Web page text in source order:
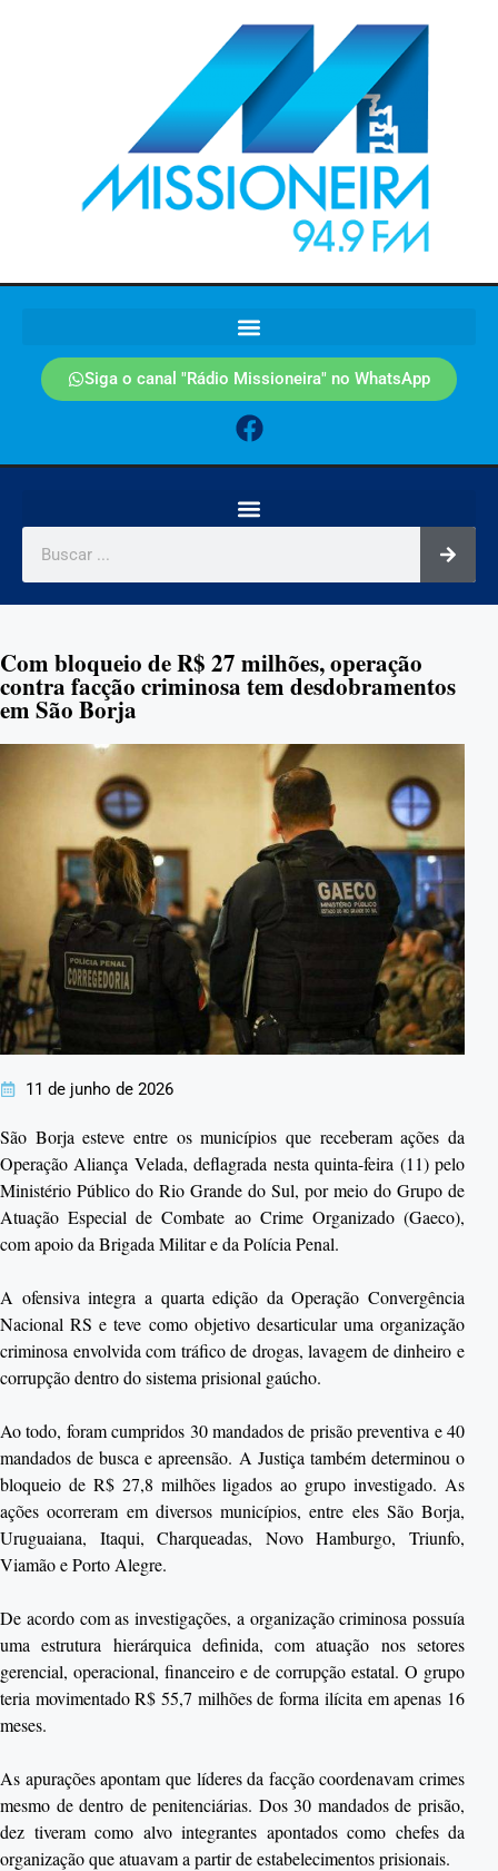
Siga o canal "Rádio Missioneira" no WhatsApp
Com bloqueio de R$ 27 milhões, operação
contra facção criminosa tem desdobramentos
em São Borja
11 de junho de 2026
São Borja esteve entre os municípios que receberam ações da
Operação Aliança Velada, deflagrada nesta quinta-feira (11) pelo
Ministério Público do Rio Grande do Sul, por meio do Grupo de
Atuação Especial de Combate ao Crime Organizado (Gaeco),
com apoio da Brigada Militar e da Polícia Penal.
A ofensiva integra a quarta edição da Operação Convergência
Nacional RS e teve como objetivo desarticular uma organização
criminosa envolvida com tráfico de drogas, lavagem de dinheiro e
corrupção dentro do sistema prisional gaúcho.
Ao todo, foram cumpridos 30 mandados de prisão preventiva e 40
mandados de busca e apreensão. A Justiça também determinou o
bloqueio de R$ 27,8 milhões ligados ao grupo investigado. As
ações ocorreram em diversos municípios, entre eles São Borja,
Uruguaiana, Itaqui, Charqueadas, Novo Hamburgo, Triunfo,
Viamão e Porto Alegre.
De acordo com as investigações, a organização criminosa possuía
uma estrutura hierárquica definida, com atuação nos setores
gerencial, operacional, financeiro e de corrupção estatal. O grupo
teria movimentado R$ 55,7 milhões de forma ilícita em apenas 16
meses.
As apurações apontam que líderes da facção coordenavam crimes
mesmo de dentro de penitenciárias. Dos 30 mandados de prisão,
dez tiveram como alvo integrantes apontados como chefes da
organização que atuavam a partir de estabelecimentos prisionais.